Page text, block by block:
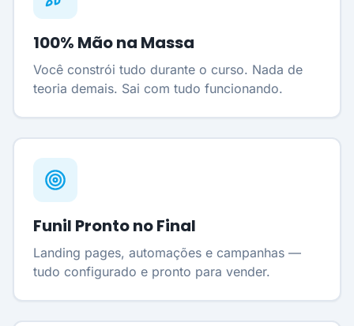
100% Mão na Massa
Você constrói tudo durante o curso. Nada de
teoria demais. Sai com tudo funcionando.
Funil Pronto no Final
Landing pages, automações e campanhas —
tudo configurado e pronto para vender.